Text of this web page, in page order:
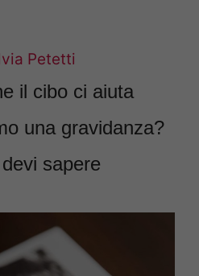
Petetti
il cibo ci aiuta
una gravidanza?
sapere